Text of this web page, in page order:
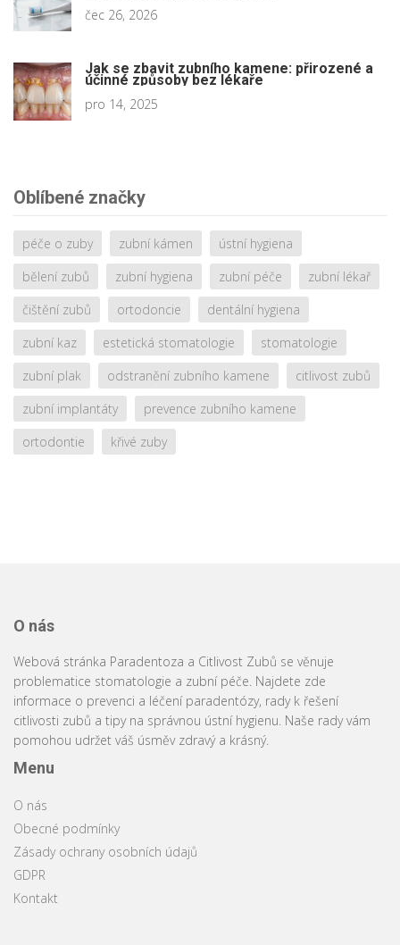
čec 26, 2026
Jak se zbavit zubního kamene: přirozené a
účinné způsoby bez lékaře
pro 14, 2025
Oblíbené značky
péče o zuby zubní kámen
ústní hygiena
bělení zubů
zubní hygiena zubní péče
zubní lékař
čištění zubů
ortodoncie
dentální hygiena
zubní kaz
estetická stomatologie
stomatologie
zubní plak
odstranění zubního kamene
citlivost zubů
zubní implantáty
prevence zubního kamene
ortodontie
křivé zuby
O nás
Webová stránka Paradentoza a Citlivost Zubů se věnuje
problematice stomatologie a zubní péče. Najdete zde
informace o prevenci a léčení paradentózy, rady k řešení
citlivosti zubů a tipy na správnou ústní hygienu. Naše rady vám
pomohou udržet váš úsměv zdravý a krásný.
Menu
O nás
Obecné podmínky
Zásady ochrany osobních údajů
GDPR
Kontakt